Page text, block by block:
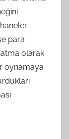
para
olarak
oynamaya